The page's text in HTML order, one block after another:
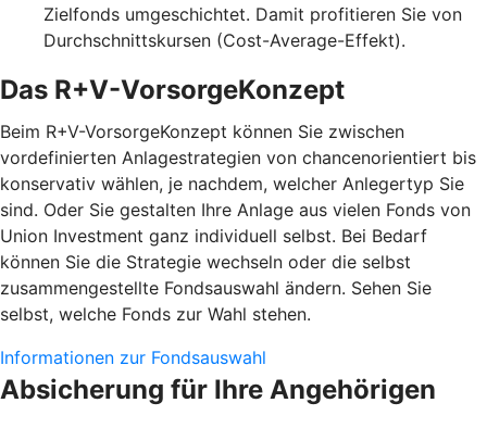
Zielfonds umgeschichtet. Damit profitieren Sie von
Durchschnittskursen (Cost-Average-Effekt).
Das R+V-VorsorgeKonzept
Beim R+V-VorsorgeKonzept können Sie zwischen
vordefinierten Anlagestrategien von chancenorientiert bis
konservativ wählen, je nachdem, welcher Anlegertyp Sie
sind. Oder Sie gestalten Ihre Anlage aus vielen Fonds von
Union Investment ganz individuell selbst. Bei Bedarf
können Sie die Strategie wechseln oder die selbst
zusammengestellte Fondsauswahl ändern. Sehen Sie
selbst, welche Fonds zur Wahl stehen.
Informationen zur Fondsauswahl
Absicherung für Ihre Angehörigen